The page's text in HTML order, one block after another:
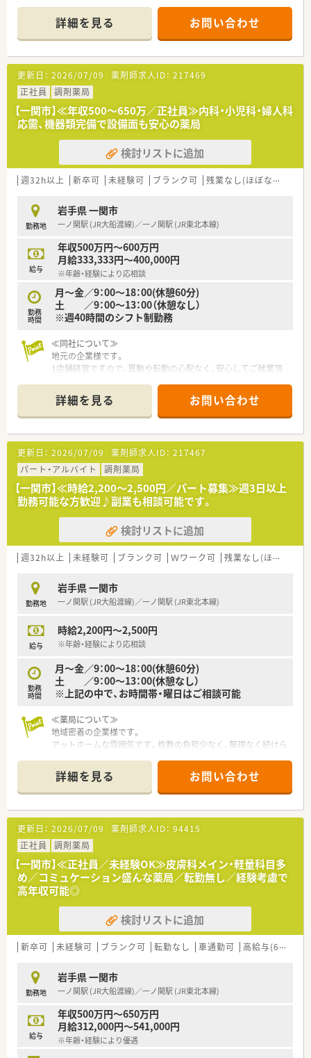
3名体制で対応しています。
■薬剤師は常勤3名とパート1名が在籍しており、事務員も含め
チームワーク良く業務を行っています。
【法人特徴について】
■市内に3店舗を展開し、地域医療に深く根差した薬局運営を行
っている安定性の高い企業です。
■30代から40代の社員が中心となり、活気ある雰囲気の中で新
しい取り組みにも積極的です。
■医師会や薬剤師会との連携が強く、在宅医療への対応など地域
での役割を重視しています。
【求人情報について】
■曜日・時間も柔軟に相談可！週1日からでも勤務OKのパート求
■パートながら時給は2,500円以上と高水準の薬局です◎ライフ
ワークバランス重視の方にもおすすめです。
■近隣店舗との連携が取れているため、有給休暇やお休みが取り
やすく働きやすい環境が魅力です♪
詳細を見る お問い合わせ
更新日： 2026/07/09 薬剤師求人ID： 217469
正社員
調剤薬局
【一関市】≪年収500～650万／正社員≫内科・小児科・婦人科
応需、機器類完備で設備面も安心の薬局
検討リストに追加
週32h以上 新卒可 未経験可 ブランク可 残業なし(ほぼなし含む)
勤務地
岩手県 一関市
一ノ関駅 (JR大船渡線)／一ノ関駅 (JR東北本線)
給与
年収500万円～600万円
月給333,333円～400,000円
※年齢・経験により応相談
勤務
時間
月～金／9：00～18：00(休憩60分)
土 ／9：00～13：00（休憩なし）
※週40時間のシフト制勤務
≪同社について≫
地元の企業様です。
1店舗経営ですので、異動や転勤の心配なく、安心してご就業頂
で、協力体制がしっかりしています。
最新の機材も導入しており、安心して働ける環境が整っていま
す。
≪18時までのシフトでプライベートと両立◎≫
残業はほぼありません。プライベートとの両立を大事にしてい
る代表の下でご勤務いただけますので、メリハリをつけて皆さん
働かれています。
≪業務について≫
外来対応がメインとなります。在宅は数件個人宅を担当されて
います。門前の処方箋だけでなく、面でも応需していますので、
患者様のかかりつけとしてご活躍されたい方にお勧めの職場で
す。
≪企業ポイント≫
大手企業にはない、柔軟な体制が魅力の企業です。型にはまった
考えではなく、患者様のためになることなどを考え・発信できる
る方で、相談しやすい雰囲気です。
詳細を見る お問い合わせ
更新日： 2026/07/09 薬剤師求人ID： 217467
パート・アルバイト
調剤薬局
【一関市】≪時給2,200～2,500円／パート募集≫週3日以上
勤務可能な方歓迎♪副業も相談可能です。
検討リストに追加
週32h以上 未経験可 ブランク可 Ｗワーク可 残業なし(ほぼなし含む)
勤務地
岩手県 一関市
一ノ関駅 (JR大船渡線)／一ノ関駅 (JR東北本線)
給与
時給2,200円～2,500円
※年齢・経験により応相談
勤務
時間
月～金／9：00～18：00(休憩60分)
土 ／9：00～13：00(休憩なし）
※上記の中で、お時間帯・曜日はご相談可能
≪薬局について≫
地域密着の企業様です。
アットホームな雰囲気です。枚数の負担少なく、無理なく続けら
詳細を見る お問い合わせ
更新日： 2026/07/09 薬剤師求人ID： 94415
正社員
調剤薬局
【一関市】≪正社員／未経験OK≫皮膚科メイン・軽量科目多
め／コミュケーション盛んな薬局／転勤無し／経験考慮で
高年収可能◎
検討リストに追加
新卒可 未経験可 ブランク可 転勤なし 車通勤可 高給与(600万円以上)
勤務地
岩手県 一関市
一ノ関駅 (JR大船渡線)／一ノ関駅 (JR東北本線)
給与
年収500万円～650万円
月給312,000円～541,000円
※年齢・経験により優遇